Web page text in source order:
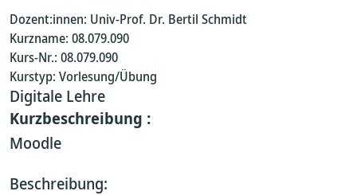
Dozent:innen: Univ-Prof. Dr. Bertil Schmidt
Kurzname: 08.079.090
Kurs-Nr.: 08.079.090
Kurstyp: Vorlesung/Übung
Digitale Lehre
Kurzbeschreibung :
Moodle
Beschreibung: